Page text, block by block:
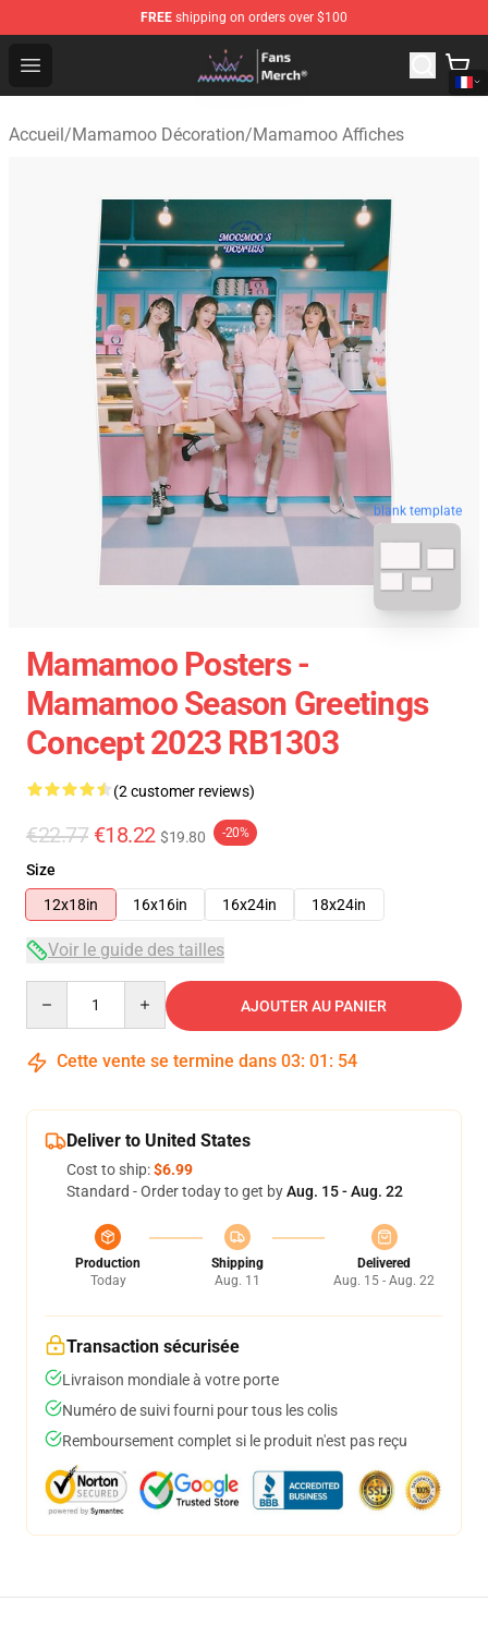
FREE shipping on orders over $100
Open menu
Mamamoo Store - Official Mamamoo Merchandise Shop
Accueil/Mamamoo Décoration/Mamamoo Affiches
blank template
Mamamoo Posters -
Mamamoo Season Greetings
Concept 2023 RB1303
(2 customer reviews)
€22.77 €18.22 $19.80 -20%
Size
12x18in
16x16in 16x24in 18x24in
Voir le guide des tailles
AJOUTER AU PANIER
Cette vente se termine dans 03: 01 : 54
Deliver to United States
Cost to ship:$6.99
Standard - Order today to get byAug. 15 - Aug. 22
Production
Today
Shipping
Aug. 11
Delivered
Aug. 15 - Aug. 22
Transaction sécurisée
Livraison mondiale à votre porte
Numéro de suivi fourni pour tous les colis
Remboursement complet si le produit n'est pas reçu